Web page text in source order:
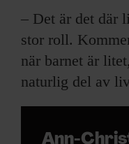
– Det är det där
stor roll.
när barnet är
naturlig del av
Ann-